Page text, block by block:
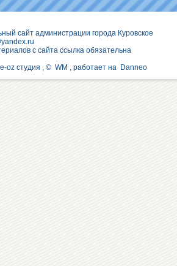
сайт администрации города Куровское
с сайта ссылка обязательна
oz студия , © WM , работает на Danneo